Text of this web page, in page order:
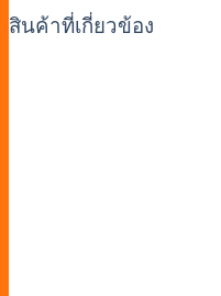
สินค้าที่เกี่ยวข้อง